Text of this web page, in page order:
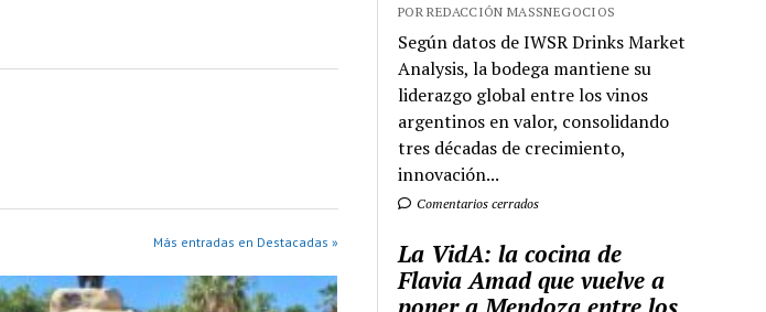
Más entradas en Destacadas »
POR REDACCIÓN MASSNEGOCIOS
Según datos de IWSR Drinks Market
Analysis, la bodega mantiene su
liderazgo global entre los vinos
argentinos en valor, consolidando
tres décadas de crecimiento,
innovación...
Comentarios cerrados
La VidA: la cocina de
Flavia Amad que vuelve a